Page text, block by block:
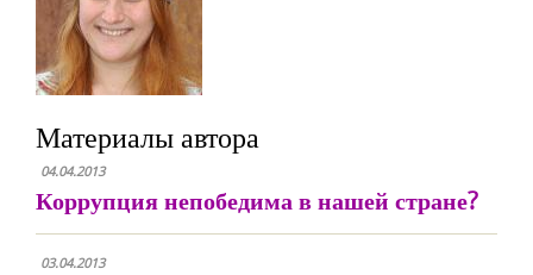
Материалы автора
04.04.2013
Коррупция непобедима в нашей стране?
03.04.2013